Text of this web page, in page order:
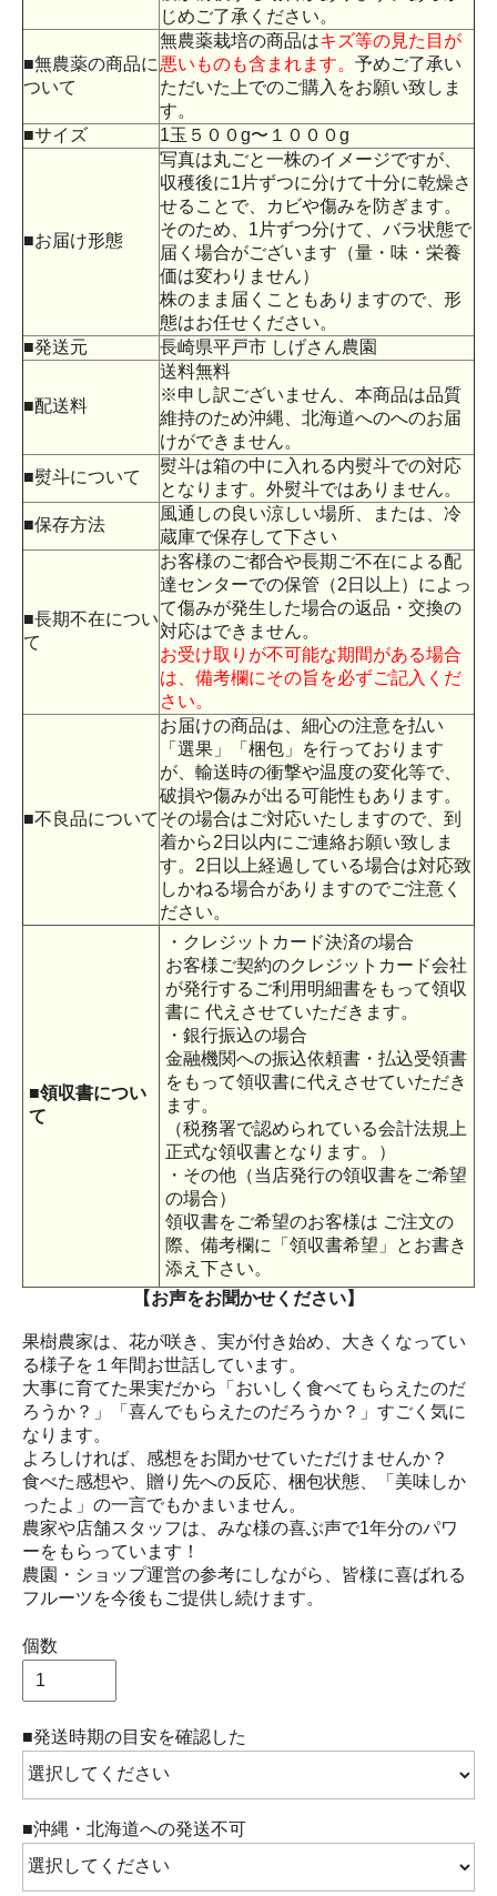
じめご了承ください。
■無農薬の商品に
ついて
無農薬栽培の商品はキズ等の見た目が
悪いものも含まれます。 予めご了承い
ただいた上でのご購入をお願い致しま
す。
■サイズ
1玉５００g〜１０００g
■お届け形態
写真は丸ごと一株のイメージですが、
収穫後に1片ずつに分けて十分に乾燥さ
せることで、カビや傷みを防ぎます。
そのため、1片ずつ分けて、バラ状態で
届く場合がございます（量・味・栄養
価は変わりません）
株のまま届くこともありますので、形
態はお任せください。
■発送元
長崎県平戸市 しげさん農園
■配送料
送料無料
※申し訳ございません、本商品は品質
維持のため沖縄、北海道へのへのお届
けができません。
■熨斗について
熨斗は箱の中に入れる内熨斗での対応
となります。外熨斗ではありません。
■保存方法
風通しの良い涼しい場所、または、冷
蔵庫で保存して下さい
■長期不在につい
て
お客様のご都合や長期ご不在による配
達センターでの保管（2日以上）によっ
て傷みが発生した場合の返品・交換の
対応はできません。
お受け取りが不可能な期間がある場合
は、備考欄にその旨を必ずご記入くだ
さい。
■不良品について
お届けの商品は、細心の注意を払い
「選果」「梱包」を行っております
が、輸送時の衝撃や温度の変化等で、
破損や傷みが出る可能性もあります。
その場合はご対応いたしますので、到
着から2日以内にご連絡お願い致しま
す。2日以上経過している場合は対応致
しかねる場合がありますのでご注意く
ださい。
■領収書につい
て
・クレジットカード決済の場合
お客様ご契約のクレジットカード会社
が発行するご利用明細書をもって領収
書に 代えさせていただきます。
・銀行振込の場合
金融機関への振込依頼書・払込受領書
をもって領収書に代えさせていただき
ます。
（税務署で認められている会計法規上
正式な領収書となります。）
・その他（当店発行の領収書をご希望
の場合）
領収書をご希望のお客様は ご注文の
際、備考欄に「領収書希望」とお書き
添え下さい。
【お声をお聞かせください】
果樹農家は、花が咲き、実が付き始め、大きくなってい
る様子を１年間お世話しています。
大事に育てた果実だから「おいしく食べてもらえたのだ
ろうか？」「喜んでもらえたのだろうか？」すごく気に
なります。
よろしければ、感想をお聞かせていただけませんか？
食べた感想や、贈り先への反応、梱包状態、「美味しか
ったよ」の一言でもかまいません。
農家や店舗スタッフは、みな様の喜ぶ声で1年分のパワ
ーをもらっています！
農園・ショップ運営の参考にしながら、皆様に喜ばれる
フルーツを今後もご提供し続けます。
個数
■発送時期の目安を確認した
■沖縄・北海道への発送不可